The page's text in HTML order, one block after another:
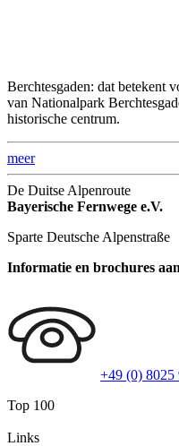
Berchtesgaden: dat betekent
van Nationalpark
historische centrum.
meer
De Duitse Alpenroute
Bayerische Fernwege e.V.
Sparte Deutsche Alpenstraße
Informatie en brochures
+49 (0) 8025
Top 100
Links